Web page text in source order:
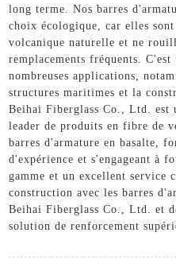
long terme. Nos barres
choix écologique, car elles
volcanique naturelle et ne
remplacements fréquents.
nombreuses applications,
structures maritimes et la
Beihai Fiberglass Co., Ltd. est
leader de produits en fibre de
barres d'armature en basalte,
d'expérience et s'engageant à
gamme et un excellent service
construction avec les barres
Beihai Fiberglass Co., Ltd. et
solution de renforcement